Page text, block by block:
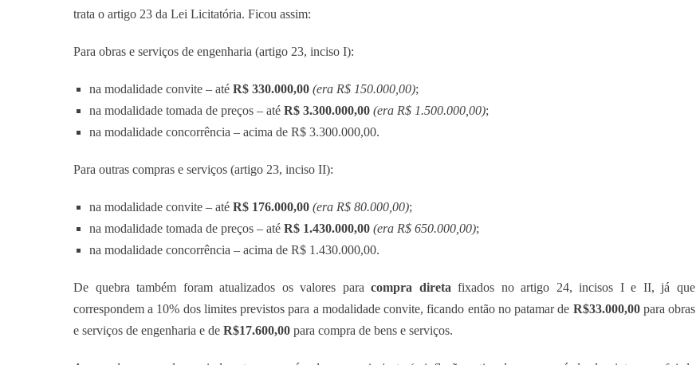
trata o artigo 23 da Lei Licitatória. Ficou assim:
Para obras e serviços de engenharia (artigo 23, inciso I):
na modalidade convite – até R$ 330.000,00 (era R$ 150.000,00);
na modalidade tomada de preços – até R$ 3.300.000,00 (era R$ 1.500.000,00);
na modalidade concorrência – acima de R$ 3.300.000,00.
Para outras compras e serviços (artigo 23, inciso II):
na modalidade convite – até R$ 176.000,00 (era R$ 80.000,00);
na modalidade tomada de preços – até R$ 1.430.000,00 (era R$ 650.000,00);
na modalidade concorrência – acima de R$ 1.430.000,00.
De quebra também foram atualizados os valores paracompra direta fixados no artigo 24, incisos I e II, já que
correspondem a 10% dos limites previstos para a modalidade convite, ficando então no patamar de R$33.000,00para obras
e serviços de engenharia e de R$17.600,00 para compra de bens e serviços.